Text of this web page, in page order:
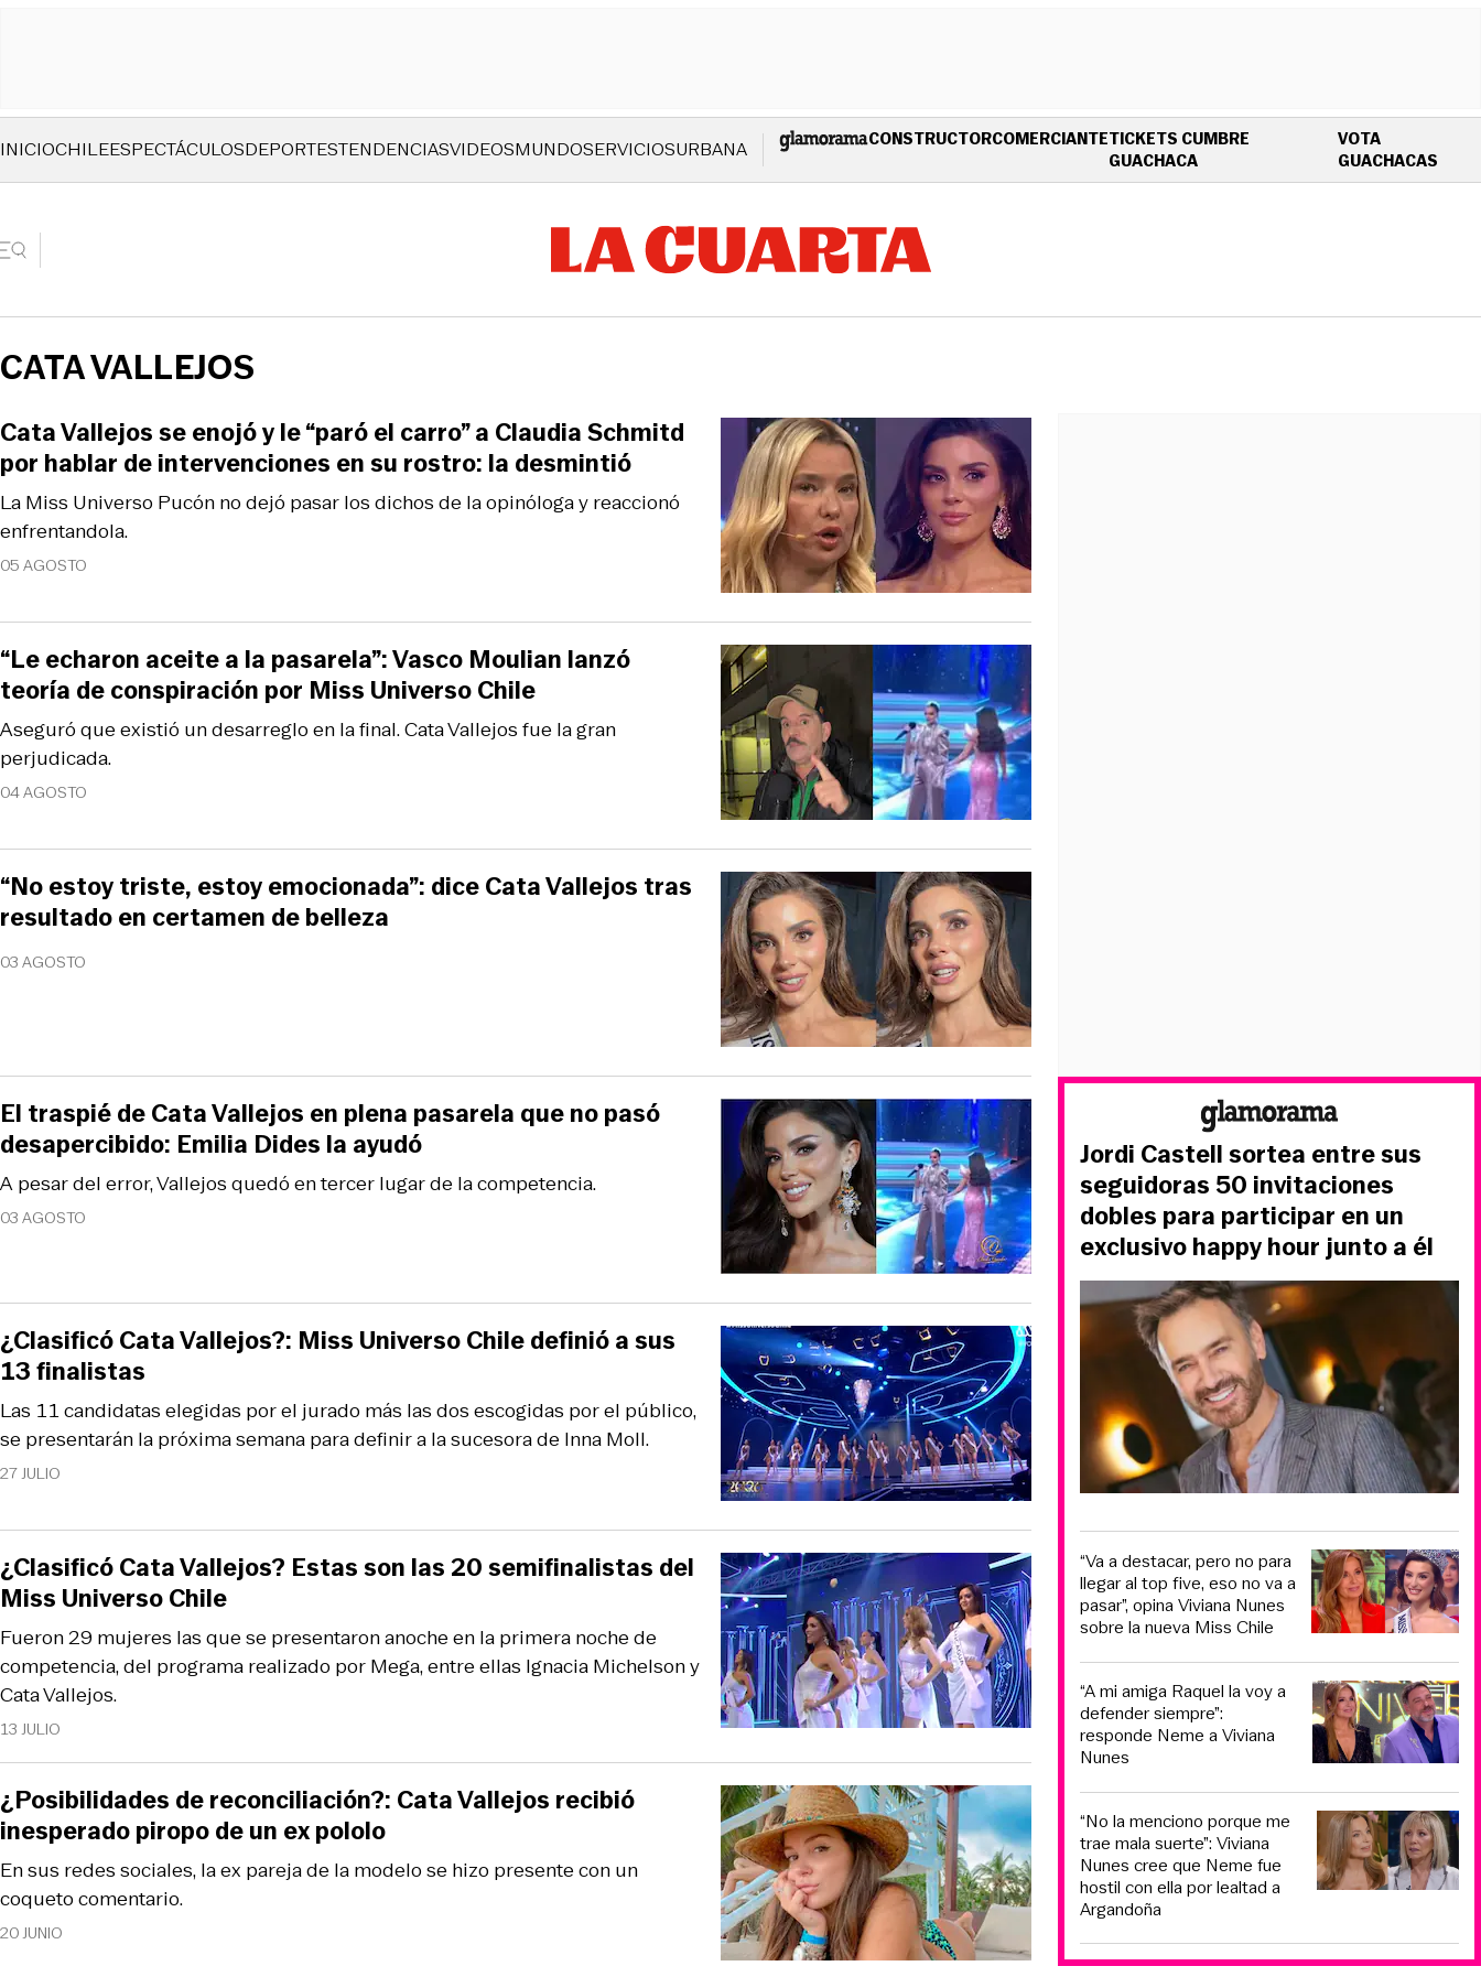
INICIOCHILEESPECTÁCULOSDEPORTESTENDENCIASVIDEOSMUNDOSERVICIOSURBANA CONSTRUCTORCOMERCIANTETICKETS CUMBRE
GUACHACAOPENS IN NEW WINDOW
VOTA
GUACHACAS
CATA VALLEJOS
05 AGOSTO
La Miss Universo Pucón no dejó pasar los dichos de la opinóloga y reaccionó
enfrentandola.
Cata Vallejos se enojó y le “paró el carro” a Claudia Schmitd
por hablar de intervenciones en su rostro: la desmintió
04 AGOSTO
Aseguró que existió un desarreglo en la final. Cata Vallejos fue la gran
perjudicada.
“Le echaron aceite a la pasarela”: Vasco Moulian lanzó
teoría de conspiración por Miss Universo Chile
03 AGOSTO
“No estoy triste, estoy emocionada”: dice Cata Vallejos tras
resultado en certamen de belleza
03 AGOSTO
A pesar del error, Vallejos quedó en tercer lugar de la competencia.
El traspié de Cata Vallejos en plena pasarela que no pasó
desapercibido: Emilia Dides la ayudó
27 JULIO
Las 11 candidatas elegidas por el jurado más las dos escogidas por el público,
se presentarán la próxima semana para definir a la sucesora de Inna Moll.
¿Clasificó Cata Vallejos?: Miss Universo Chile definió a sus
13 finalistas
13 JULIO
Fueron 29 mujeres las que se presentaron anoche en la primera noche de
competencia, del programa realizado por Mega, entre ellas Ignacia Michelson y
Cata Vallejos.
¿Clasificó Cata Vallejos? Estas son las 20 semifinalistas del
Miss Universo Chile
20 JUNIO
En sus redes sociales, la ex pareja de la modelo se hizo presente con un
coqueto comentario.
¿Posibilidades de reconciliación?: Cata Vallejos recibió
inesperado piropo de un ex pololo
Jordi Castell sortea entre sus
seguidoras 50 invitaciones
dobles para participar en un
exclusivo happy hour junto a él
“Va a destacar, pero no para
llegar al top five, eso no va a
pasar”, opina Viviana Nunes
sobre la nueva Miss Chile
“A mi amiga Raquel la voy a
defender siempre”:
responde Neme a Viviana
Nunes
“No la menciono porque me
trae mala suerte”: Viviana
Nunes cree que Neme fue
hostil con ella por lealtad a
Argandoña